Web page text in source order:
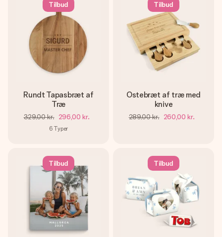
Tilbud
Rundt Tapasbræt af
Træ
329,00 kr. 296,00 kr.
6 Typer
Tilbud
Ostebræt af træ med
knive
289,00 kr. 260,00 kr.
Tilbud Tilbud